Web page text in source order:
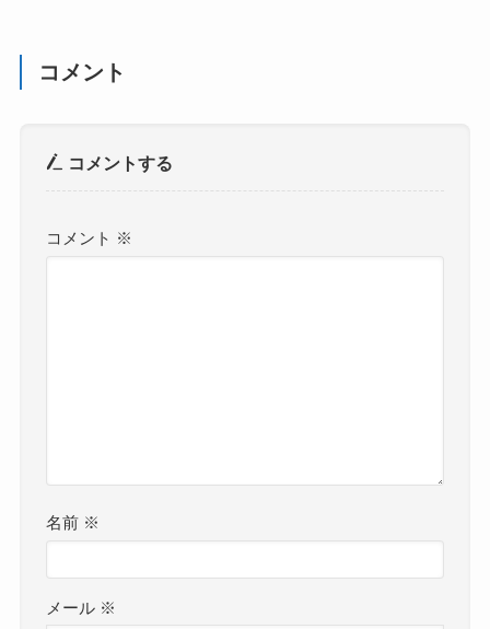
コメント
コメントする
コメント ※
名前 ※
メール ※